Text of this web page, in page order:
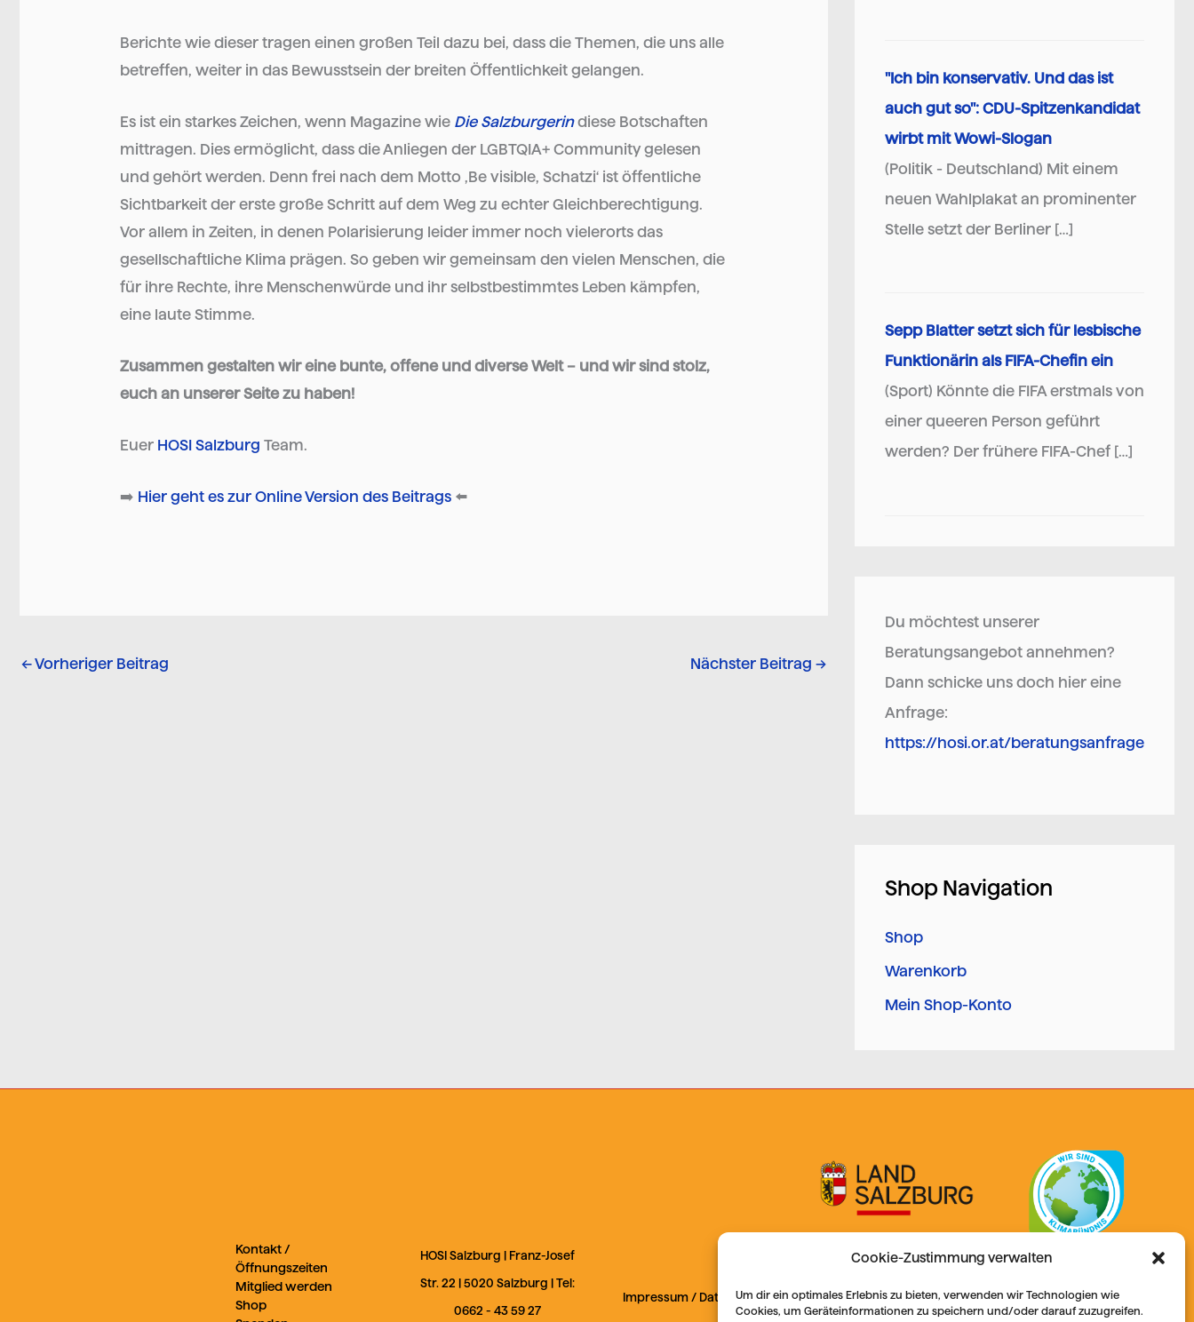
Cookie-Zustimmung verwalten
Um dir ein optimales Erlebnis zu bieten, verwenden wir Technologien wie
Cookies, um Geräteinformationen zu speichern und/oder darauf zuzugreifen.
Berichte wie dieser tragen einen großen Teil dazu bei, dass die Themen, die uns alle
betreffen, weiter in das Bewusstsein der breiten Öffentlichkeit gelangen.
Es ist ein starkes Zeichen, wenn Magazine wie Die Salzburgerin diese Botschaften
mittragen. Dies ermöglicht, dass die Anliegen der LGBTQIA+ Community gelesen
und gehört werden. Denn frei nach dem Motto ‚Be visible, Schatzi‘ ist öffentliche
Sichtbarkeit der erste große Schritt auf dem Weg zu echter Gleichberechtigung.
Vor allem in Zeiten, in denen Polarisierung leider immer noch vielerorts das
gesellschaftliche Klima prägen. So geben wir gemeinsam den vielen Menschen, die
für ihre Rechte, ihre Menschenwürde und ihr selbstbestimmtes Leben kämpfen,
eine laute Stimme.
Zusammen gestalten wir eine bunte, offene und diverse Welt – und wir sind stolz,
euch an unserer Seite zu haben!
Euer HOSI Salzburg Team.
➡️ Hier geht es zur Online Version des Beitrags ⬅️
←Vorheriger Beitrag Nächster Beitrag →
"Ich bin konservativ. Und das ist
auch gut so": CDU-Spitzenkandidat
wirbt mit Wowi-Slogan
(Politik - Deutschland) Mit einem
neuen Wahlplakat an prominenter
Stelle setzt der Berliner […]
Sepp Blatter setzt sich für lesbische
Funktionärin als FIFA-Chefin ein
(Sport) Könnte die FIFA erstmals von
einer queeren Person geführt
werden? Der frühere FIFA-Chef […]
Du möchtest unserer
Beratungsangebot annehmen?
Dann schicke uns doch hier eine
Anfrage:
https://hosi.or.at/beratungsanfrage
Shop Navigation
Shop
Warenkorb
Mein Shop-Konto
Kontakt /
Öffnungszeiten
Mitglied werden
Shop
HOSI Salzburg | Franz-Josef
Str. 22 5020 Salzburg | Tel:
0662 - 43 59 27
Impressum / Datenschutz